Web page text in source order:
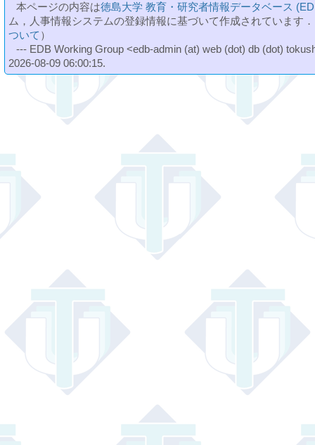
本ページの内容は徳島大学 教育・研究者情報データベース
ム，人事情報システムの登録情報に基づいて作成されています
ついて ）
--- EDB Working Group <edb-admin (at) web (dot) db (dot)
2026-08-09 06:00:15.